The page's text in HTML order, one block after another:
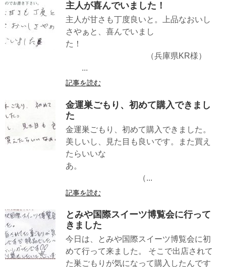
主人が喜んでいました！
主人が甘さも丁度良いと。上品なおいし
さやぁと、喜んでいまし
た！
（兵庫県KR様）
...
記事を読む
金運巣ごもり、初めて購入できまし
た
金運巣ごもり、初めて購入できました。
美しいし、見た目も良いです。また買え
たらいいな
あ。
（...
記事を読む
とみや国際スイーツ博覧会に行って
きました
今日は、とみや国際スイーツ博覧会に初
めて行って来ました。 そこで出店されて
た巣ごもりが気になって購入したんです